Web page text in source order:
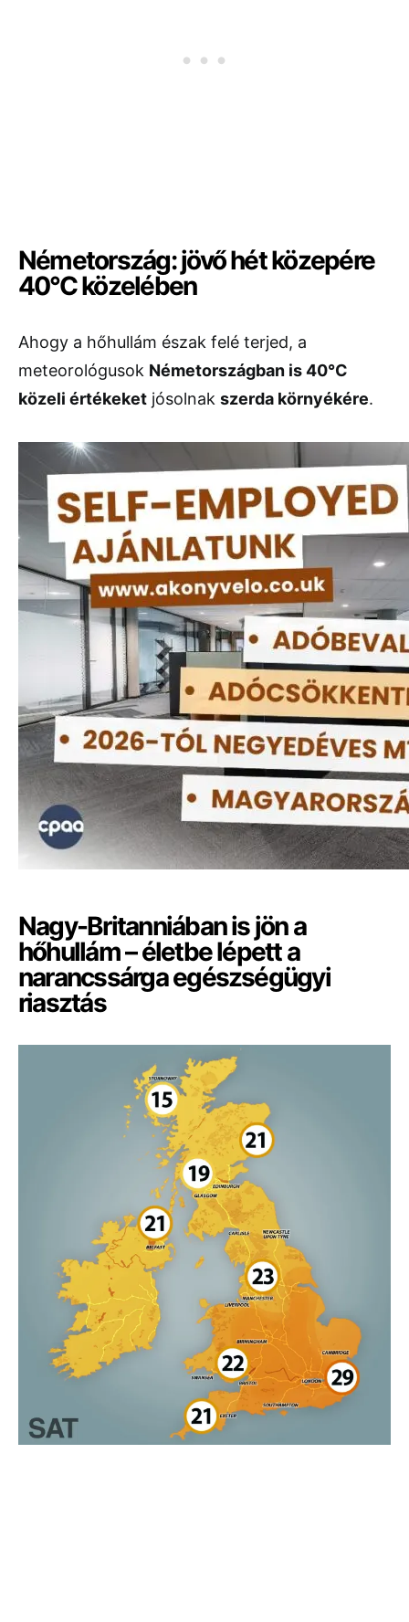
Németország: jövő hét közepére
40°C közelében
Ahogy a hőhullám észak felé terjed, a
meteorológusok Németországban is 40°C
közeli értékeket jósolnak szerda környékére.
Nagy-Britanniában is jön a
hőhullám – életbe lépett a
narancssárga egészségügyi
riasztás